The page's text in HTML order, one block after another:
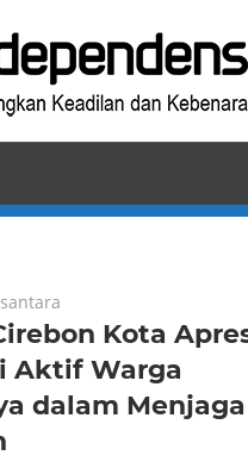
Kota
Aktif Warga
dalam Menjaga